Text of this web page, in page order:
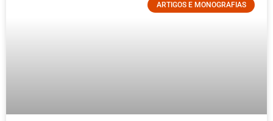
ARTIGOS E MONOGRAFIAS